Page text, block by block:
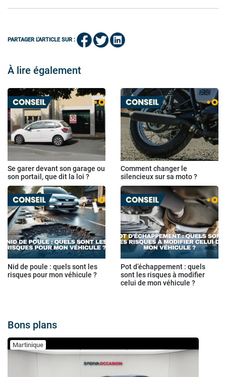
PARTAGER L'ARTICLE SUR :
À lire également
Se garer devant son garage ou
son portail, que dit la loi ?
Comment changer le
silencieux sur sa moto ?
Nid de poule : quels sont les
risques pour mon véhicule ?
Pot d’échappement : quels
sont les risques à modifier
celui de mon véhicule ?
Bons plans
Martinique